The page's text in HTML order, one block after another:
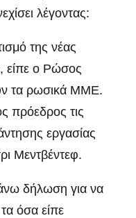
λέγοντας:
της νέας
είπε ο Ρώσος
τα ρωσικά ΜΜΕ.
πρόεδρος τις
εργασίας
Μεντβέντεφ.
δήλωση για να
όσα είπε